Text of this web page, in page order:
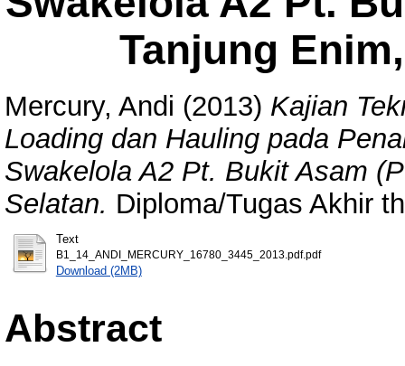
Tanjung
Mercury, Andi (2013) Kajian
Loading dan Hauling pada
Swakelola A2 Pt. Bukit Asam
Selatan. Diploma/Tugas Akhir
Text
B1_14_ANDI_MERCURY_16780_3445_2013.pdf.pdf
Download (2MB)
Abstract